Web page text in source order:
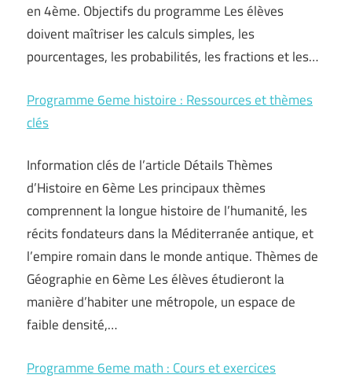
en 4ème. Objectifs du programme Les élèves
doivent maîtriser les calculs simples, les
pourcentages, les probabilités, les fractions et les…
Programme 6eme histoire : Ressources et thèmes
clés
Information clés de l’article Détails Thèmes
d’Histoire en 6ème Les principaux thèmes
comprennent la longue histoire de l’humanité, les
récits fondateurs dans la Méditerranée antique, et
l’empire romain dans le monde antique. Thèmes de
Géographie en 6ème Les élèves étudieront la
manière d’habiter une métropole, un espace de
faible densité,…
Programme 6eme math : Cours et exercices